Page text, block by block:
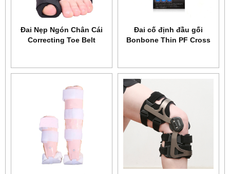
Đai Nẹp Ngón Chân Cái
Correcting Toe Belt
Đai cố định đầu gối
Bonbone Thin PF Cross